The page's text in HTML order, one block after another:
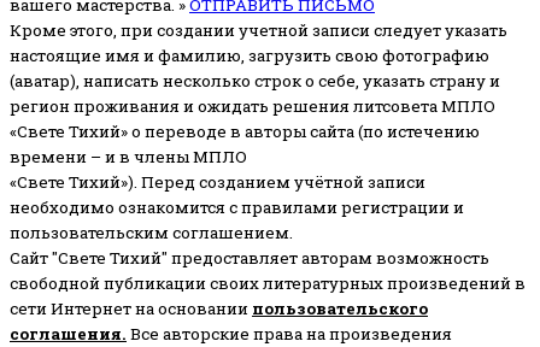
вашего мастерства. »ОТПРАВИТЬ ПИСЬМО
Кроме этого, при создании учетной записи следует указать
настоящие имя и фамилию, загрузить свою фотографию
(аватар), написать несколько строк о себе, указать страну и
регион проживания и ожидать решения литсовета МПЛО
«Свете Тихий» о переводе в авторы сайта (по истечению
времени – и в члены МПЛО
«Свете Тихий»). Перед созданием учётной записи
необходимо ознакомится с правилами регистрации и
пользовательским соглашением.
Сайт "Свете Тихий" предоставляет авторам возможность
свободной публикации своих литературных произведений в
сети Интернет на основании пользовательского
соглашения. Все авторские права на произведения